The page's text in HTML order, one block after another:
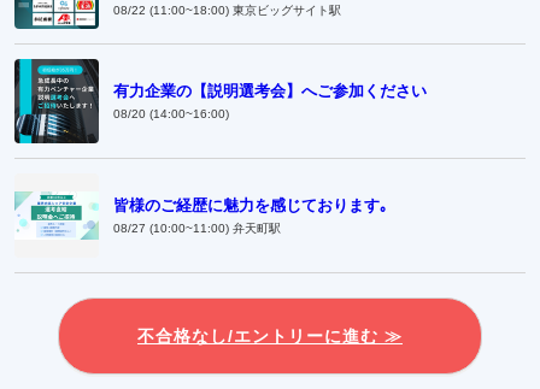
08/22 (11:00~18:00) 東京ビッグサイト駅
有力企業の【説明選考会】へご参加ください
08/20 (14:00~16:00)
皆様のご経歴に魅力を感じております｡
08/27 (10:00~11:00) 弁天町駅
不合格なし/エントリーに進む ≫